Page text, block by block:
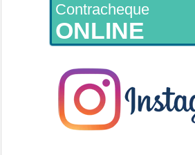
Contracheque
ONLINE